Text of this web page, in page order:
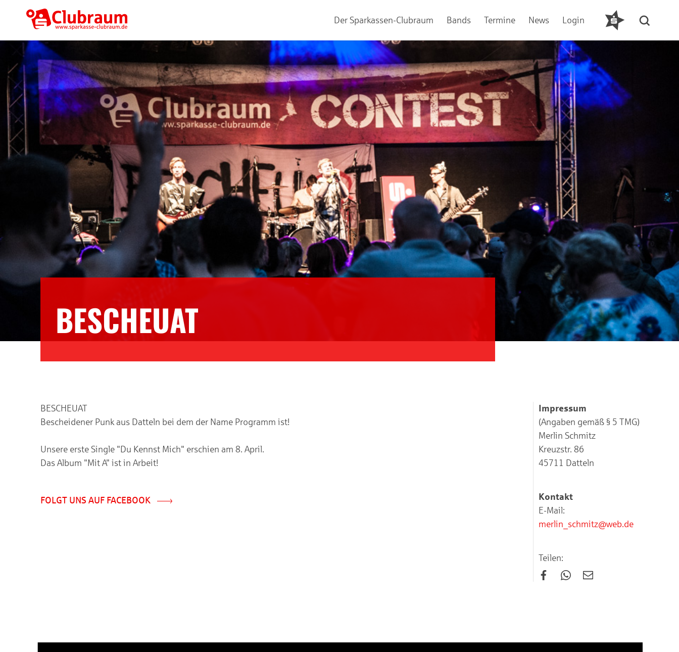
Der Sparkassen-Clubraum Bands Termine News Login
BESCHEUAT
BESCHEUAT
Bescheidener Punk aus Datteln bei dem der Name Programm ist!
Unsere erste Single "Du Kennst Mich" erschien am 8. April.
Das Album "Mit A" ist in Arbeit!
FOLGT UNS AUF FACEBOOK
Impressum
(Angaben gemäß § 5 TMG)
Merlin Schmitz
Kreuzstr. 86
45711 Datteln
Kontakt
E-Mail:
merlin_schmitz@web.de
Teilen: